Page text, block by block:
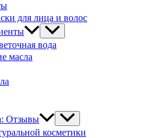
для лица и волос
вода
масла
Отзывы
косметики